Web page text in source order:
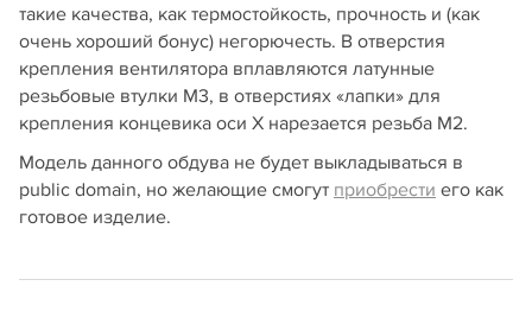
такие качества, как термостойкость, прочность и (как
очень хороший бонус) негорючесть. В отверстия
крепления вентилятора вплавляются латунные
резьбовые втулки М3, в отверстиях «лапки» для
крепления концевика оси X нарезается резьба М2.
Модель данного обдува не будет выкладываться в
public domain, но желающие смогут приобрести его как
готовое изделие.